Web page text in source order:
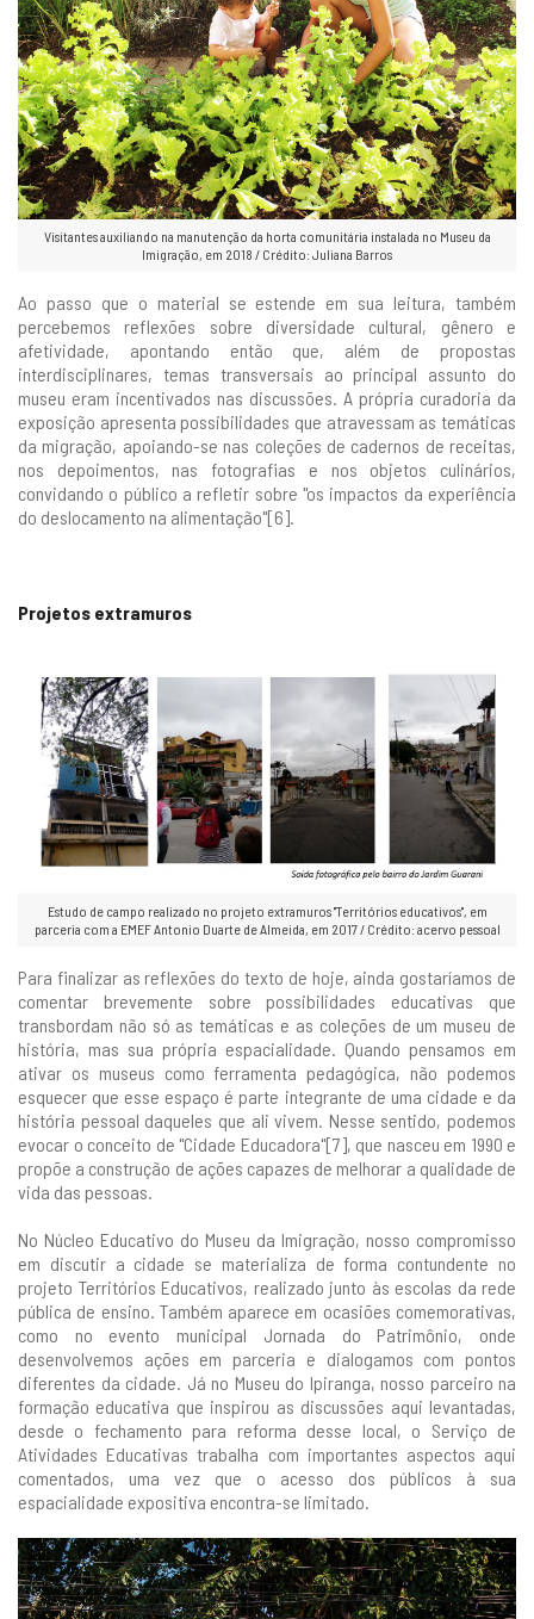
Visitantes auxiliando na manutenção da horta comunitária instalada no Museu da
Imigração, em 2018 / Crédito: Juliana Barros
Ao passo que o material se estende em sua leitura, também
percebemos reflexões sobre diversidade cultural, gênero e
afetividade, apontando então que, além de propostas
interdisciplinares, temas transversais ao principal assunto do
museu eram incentivados nas discussões. A própria curadoria da
exposição apresenta possibilidades que atravessam as temáticas
da migração, apoiando-se nas coleções de cadernos de receitas,
nos depoimentos, nas fotografias e nos objetos culinários,
convidando o público a refletir sobre "os impactos da experiência
do deslocamento na alimentação"[6].
Projetos extramuros
Estudo de campo realizado no projeto extramuros "Territórios educativos", em
parceria com a EMEF Antonio Duarte de Almeida, em 2017 / Crédito: acervo pessoal
Para finalizar as reflexões do texto de hoje, ainda gostaríamos de
comentar brevemente sobre possibilidades educativas que
transbordam não só as temáticas e as coleções de um museu de
história, mas sua própria espacialidade. Quando pensamos em
ativar os museus como ferramenta pedagógica, não podemos
esquecer que esse espaço é parte integrante de uma cidade e da
história pessoal daqueles que ali vivem. Nesse sentido, podemos
evocar o conceito de "Cidade Educadora"[7], que nasceu em 1990 e
propõe a construção de ações capazes de melhorar a qualidade de
vida das pessoas.
No Núcleo Educativo do Museu da Imigração, nosso compromisso
em discutir a cidade se materializa de forma contundente no
projeto Territórios Educativos, realizado junto às escolas da rede
pública de ensino. Também aparece em ocasiões comemorativas,
como no evento municipal Jornada do Patrimônio, onde
desenvolvemos ações em parceria e dialogamos com pontos
diferentes da cidade. Já no Museu do Ipiranga, nosso parceiro na
formação educativa que inspirou as discussões aqui levantadas,
desde o fechamento para reforma desse local, o Serviço de
Atividades Educativas trabalha com importantes aspectos aqui
comentados, uma vez que o acesso dos públicos à sua
espacialidade expositiva encontra-se limitado.